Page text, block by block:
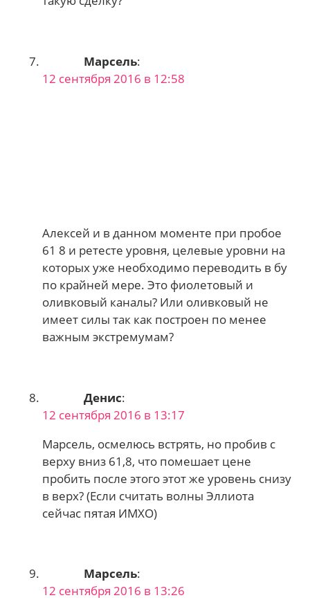
Марсель:
12 сентября 2016 в 12:58
Алексей и в данном моменте при пробое
61 8 и ретесте уровня, целевые уровни на
которых уже необходимо переводить в бу
по крайней мере. Это фиолетовый и
оливковый каналы? Или оливковый не
имеет силы так как построен по менее
важным экстремумам?
Денис:
12 сентября 2016 в 13:17
Марсель, осмелюсь встрять, но пробив с
верху вниз 61,8, что помешает цене
пробить после этого этот же уровень снизу
в верх? (Если считать волны Эллиота
сейчас пятая ИМХО)
Марсель:
12 сентября 2016 в 13:26